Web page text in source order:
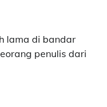
lama di bandar
penulis dari